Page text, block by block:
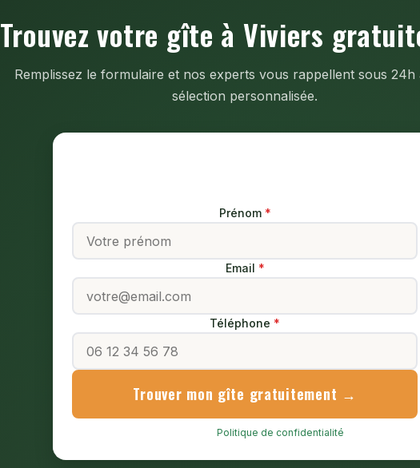
Trouvez votre gîte à Viviers
Remplissez le formulaire et nos experts vous rappellent sous 24h
sélection personnalisée.
Prénom
Email
Téléphone
Trouver mon gîte gratuitement →
Politique de confidentialité